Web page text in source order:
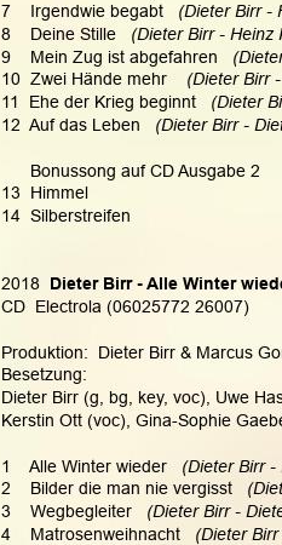
7    Irgendwie begabt
(Dieter Birr
8    Deine Stille
(Dieter Birr - Heinz
9    Mein Zug ist abgefahren
10  Zwei Hände mehr
(Dieter Birr
11  Ehe der Krieg beginnt
(Dieter
12  Auf das Leben
(Dieter Birr -
      Bonussong auf CD Ausgabe 2
13  Himmel
14  Silberstreifen
2018 Dieter Birr - Alle Winter
CD  Electrola (06025772 26007)
Produktion:  Dieter Birr & Marcus
Besetzung:
Dieter Birr (g, bg, key, voc), Uwe
Kerstin Ott (voc), Gina-Sophie
1    Alle Winter wieder
(Dieter Birr -
2    Bilder die man nie vergisst
3    Wegbegleiter (Dieter Birr -
4    Matrosenweihnacht
(Dieter